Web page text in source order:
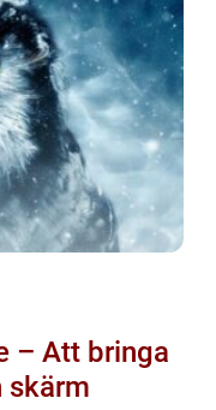
– Att bringa
skärm